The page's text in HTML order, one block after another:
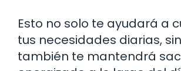
Esto no solo te ayudará a
tus necesidades diarias,
también te mantendrá